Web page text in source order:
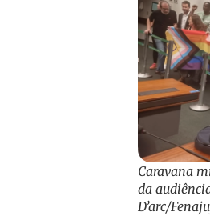
Caravana
da
D’arc/